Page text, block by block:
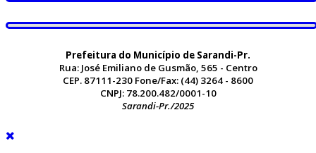
Prefeitura do Município de Sarandi-Pr.
Rua: José Emiliano de Gusmão, 565 - Centro
CEP. 87111-230 Fone/Fax: (44) 3264 - 8600
CNPJ: 78.200.482/0001-10
Sarandi-Pr./2025